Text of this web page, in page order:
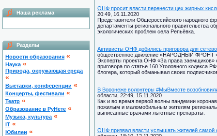
Наша реклама
Разделы
Новости образования «
Наука «
Природа, окружающая среда
«
Выставки, конференции «
Концерты, фестивали «
Театр «
Образование в РуНете «
Музыка, культура «
IT «
Юбилеи «
ОНФ просит власти перенести цех жирных
20:49, 16.11.2020
Представители Общероссийского народного
департаменты регионального правительства
экологических проблем села Репьёвка.
Активисты ОНФ добились приговора для
общественное движение «НАРОДНЫЙ ФРОНТ
Эксперты проекта ОНФ «За права заемщиков»
приговора по статье 160 Уголовного кодекса
блогера, который обманывал своих
В Воронеже волонтеры #МыВместе
области, 22:49, 15.11.2020
Как и во время первой волны пандемии
пожилым и маломобильным жителям
выписанные врачами льготные препараты.
ОНФ призвал власти услышать жителей самой